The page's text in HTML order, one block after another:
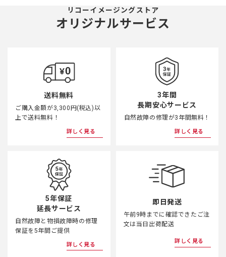
リコーイメージングストア
オリジナルサービス
送料無料
ご購入金額が3,300円(税込)以
上で送料無料！
詳しく見る
3年間
長期安心サービス
自然故障の修理が3年間無料！
詳しく見る
5年保証
延長サービス
自然故障と物損故障時の修理
保証を5年間ご提供
詳しく見る
即日発送
午前9時までに確認できたご注
文は当日出荷配送
詳しく見る